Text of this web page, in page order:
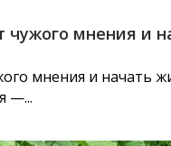
чужого мнения и
мнения и начать
—...